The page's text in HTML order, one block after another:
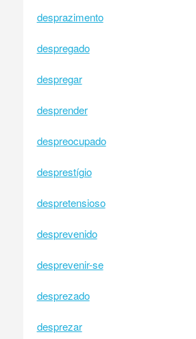
desprazimento
despregado
despregar
desprender
despreocupado
desprestígio
despretensioso
desprevenido
desprevenir-se
desprezado
desprezar